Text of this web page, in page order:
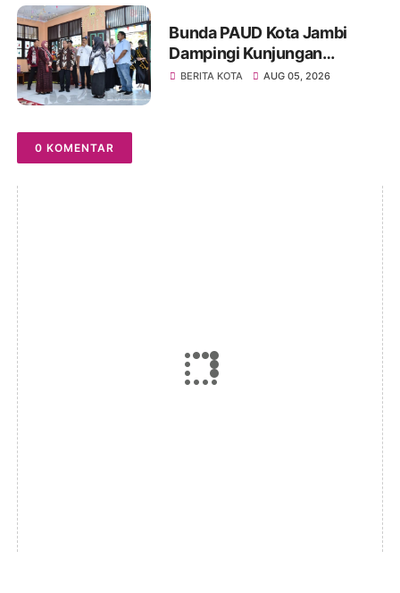
Bunda PAUD Kota Jambi
Dampingi Kunjungan
Kemendikdasmen, Perkuat
BERITA KOTA AUG 05, 2026
0 KOMENTAR